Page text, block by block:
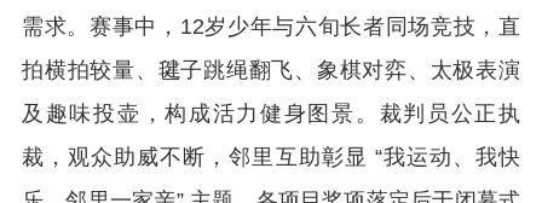
需求。赛事中，12岁少年与六旬长者同场竞技，直
拍横拍较量、毽子跳绳翻飞、象棋对弈、太极表演
及趣味投壶，构成活力健身图景。裁判员公正执
裁，观众助威不断，邻里互助彰显 “我运动、我快